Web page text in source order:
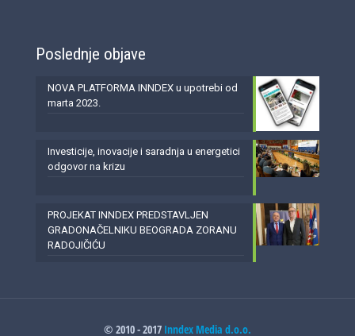
Poslednje objave
NOVA PLATFORMA INNDEX u upotrebi od
marta 2023.
Investicije, inovacije i saradnja u energetici
odgovor na krizu
PROJEKAT INNDEX PREDSTAVLJEN
GRADONAČELNIKU BEOGRADA ZORANU
RADOJIČIĆU
© 2010 - 2017 Inndex Media d.o.o.